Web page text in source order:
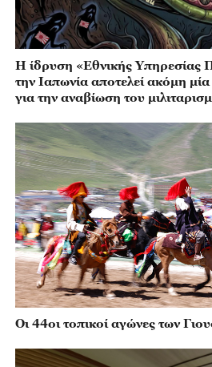
Η ίδρυση «Εθνικής Υπηρεσίας
την Ιαπωνία αποτελεί ακόμη μία
για την αναβίωση του
Οι 44οι τοπικοί αγώνες των